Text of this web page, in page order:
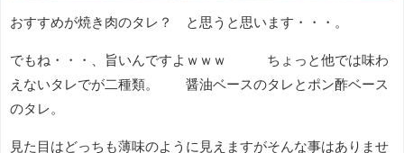
おすすめが焼き肉のタレ？ と思うと思います・・・。
でもね・・・、旨いんですよｗｗｗ ちょっと他では味わ
えないタレでが二種類。 醤油ベースのタレとポン酢ベース
のタレ。
見た目はどっちも薄味のように見えますがそんな事はありませ